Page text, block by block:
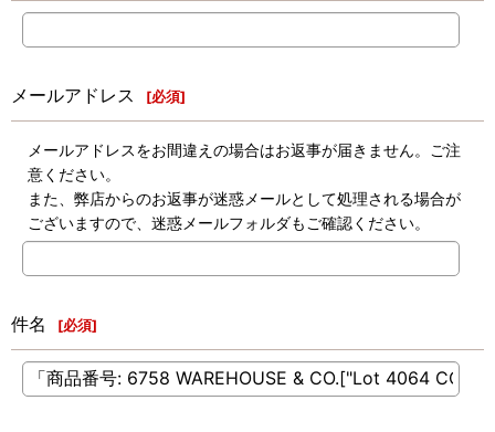
メールアドレス [必須]
メールアドレスをお間違えの場合はお返事が届きません。ご注
意ください。
また、弊店からのお返事が迷惑メールとして処理される場合が
ございますので、迷惑メールフォルダもご確認ください。
件名 [必須]